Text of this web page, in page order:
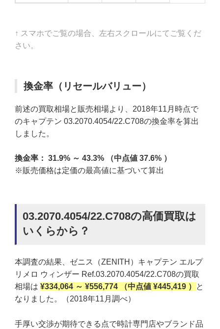
↑ スマホでご覧の場合、左右スクロールにてご覧くだ
さい。
換金率（リセールバリュー）
前述の買取相場と販売相場より、2018年11月時点で
のキャプテン 03.2070.4054/22.C708の換金率を算出
しました。
換金率： 31.9% ～ 43.3% （中点値 37.6% ）
※販売価格は定価の最高値に基づいて算出
03.2070.4054/22.C708の高価買取は
いくらから？
本調査の結果、ゼニス（ZENITH）キャプテン エルプ
リメロ ウィンザー Ref.03.2070.4054/22.C708の買取
相場は ¥334,064 ～ ¥556,774 （中点値 ¥445,419 ）
と
なりました。（2018年11月調べ）
手厚い交渉が期待できる点で時計専門店やブランド品